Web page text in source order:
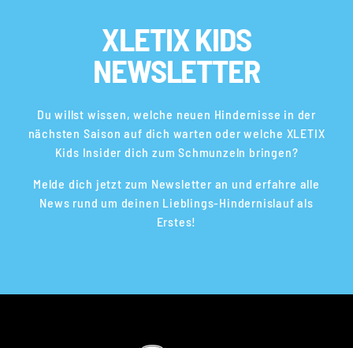
XLETIX KIDS
NEWSLETTER
Du willst wissen, welche neuen Hindernisse in der
nächsten Saison auf dich warten oder welche XLETIX
Kids Insider dich zum Schmunzeln bringen?
Melde dich jetzt zum Newsletter an und erfahre alle
News rund um deinen Lieblings-Hindernislauf als
Erstes!